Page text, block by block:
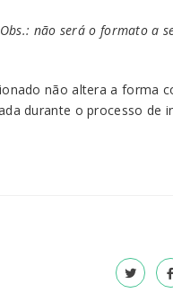
não será o formato a
não altera a forma
durante o processo de